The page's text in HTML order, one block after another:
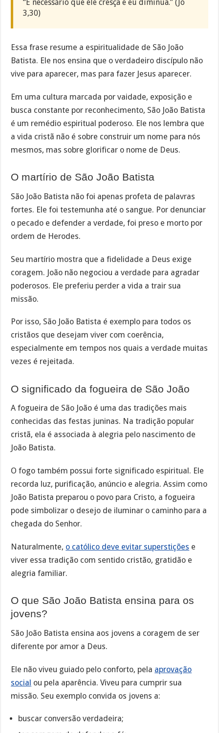
“É necessário que ele cresça e eu diminua.” (Jo
3,30)
Essa frase resume a espiritualidade de São João
Batista. Ele nos ensina que o verdadeiro discípulo não
vive para aparecer, mas para fazer Jesus aparecer.
Em uma cultura marcada por vaidade, exposição e
busca constante por reconhecimento, São João Batista
é um remédio espiritual poderoso. Ele nos lembra que
a vida cristã não é sobre construir um nome para nós
mesmos, mas sobre glorificar o nome de Deus.
O martírio de São João Batista
São João Batista não foi apenas profeta de palavras
fortes. Ele foi testemunha até o sangue. Por denunciar
o pecado e defender a verdade, foi preso e morto por
ordem de Herodes.
Seu martírio mostra que a fidelidade a Deus exige
coragem. João não negociou a verdade para agradar
poderosos. Ele preferiu perder a vida a trair sua
missão.
Por isso, São João Batista é exemplo para todos os
cristãos que desejam viver com coerência,
especialmente em tempos nos quais a verdade muitas
vezes é rejeitada.
O significado da fogueira de São João
A fogueira de São João é uma das tradições mais
conhecidas das festas juninas. Na tradição popular
cristã, ela é associada à alegria pelo nascimento de
João Batista.
O fogo também possui forte significado espiritual. Ele
recorda luz, purificação, anúncio e alegria. Assim como
João Batista preparou o povo para Cristo, a fogueira
pode simbolizar o desejo de iluminar o caminho para a
chegada do Senhor.
Naturalmente, o católico deve evitar superstições e
viver essa tradição com sentido cristão, gratidão e
alegria familiar.
O que São João Batista ensina para os
jovens?
São João Batista ensina aos jovens a coragem de ser
diferente por amor a Deus.
Ele não viveu guiado pelo conforto, pela aprovação
social ou pela aparência. Viveu para cumprir sua
missão. Seu exemplo convida os jovens a:
buscar conversão verdadeira;